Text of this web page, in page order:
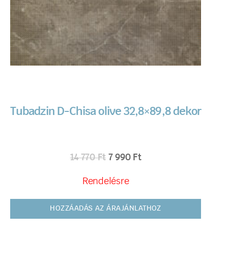
Tubadzin D-Chisa olive 32,8×89,8 dekor
14 770Ft 7 990 Ft
Rendelésre
HOZZÁADÁS AZ ÁRAJÁNLATHOZ